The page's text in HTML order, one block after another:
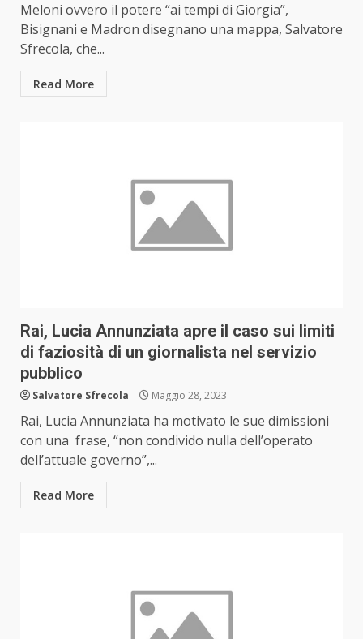
Meloni ovvero il potere “ai tempi di Giorgia”,
Bisignani e Madron disegnano una mappa, Salvatore
Sfrecola, che...
Read More
Rai, Lucia Annunziata apre il caso sui limiti
di faziosità di un giornalista nel servizio
pubblico
Salvatore Sfrecola Maggio 28, 2023
Rai, Lucia Annunziata ha motivato le sue dimissioni
con una frase, “non condivido nulla dell’operato
dell’attuale governo”,...
Read More